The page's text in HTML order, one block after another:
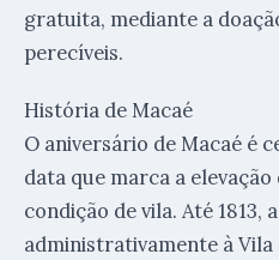
gratuita, mediante a
perecíveis.
História de Macaé
O aniversário de Macaé é
data que marca a
condição de vila. Até 1813,
administrativamente à Vila